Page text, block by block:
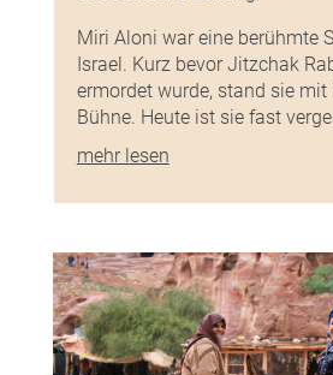
Miri Aloni war eine berühmte
Israel. Kurz bevor Jitzchak
ermordet wurde, stand sie
Bühne. Heute ist sie fast
mehr lesen